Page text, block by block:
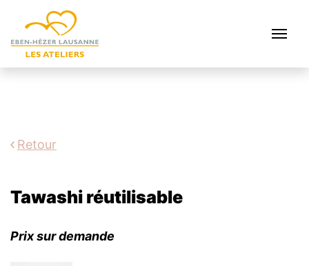
Retour
Tawashi réutilisable
Prix sur demande